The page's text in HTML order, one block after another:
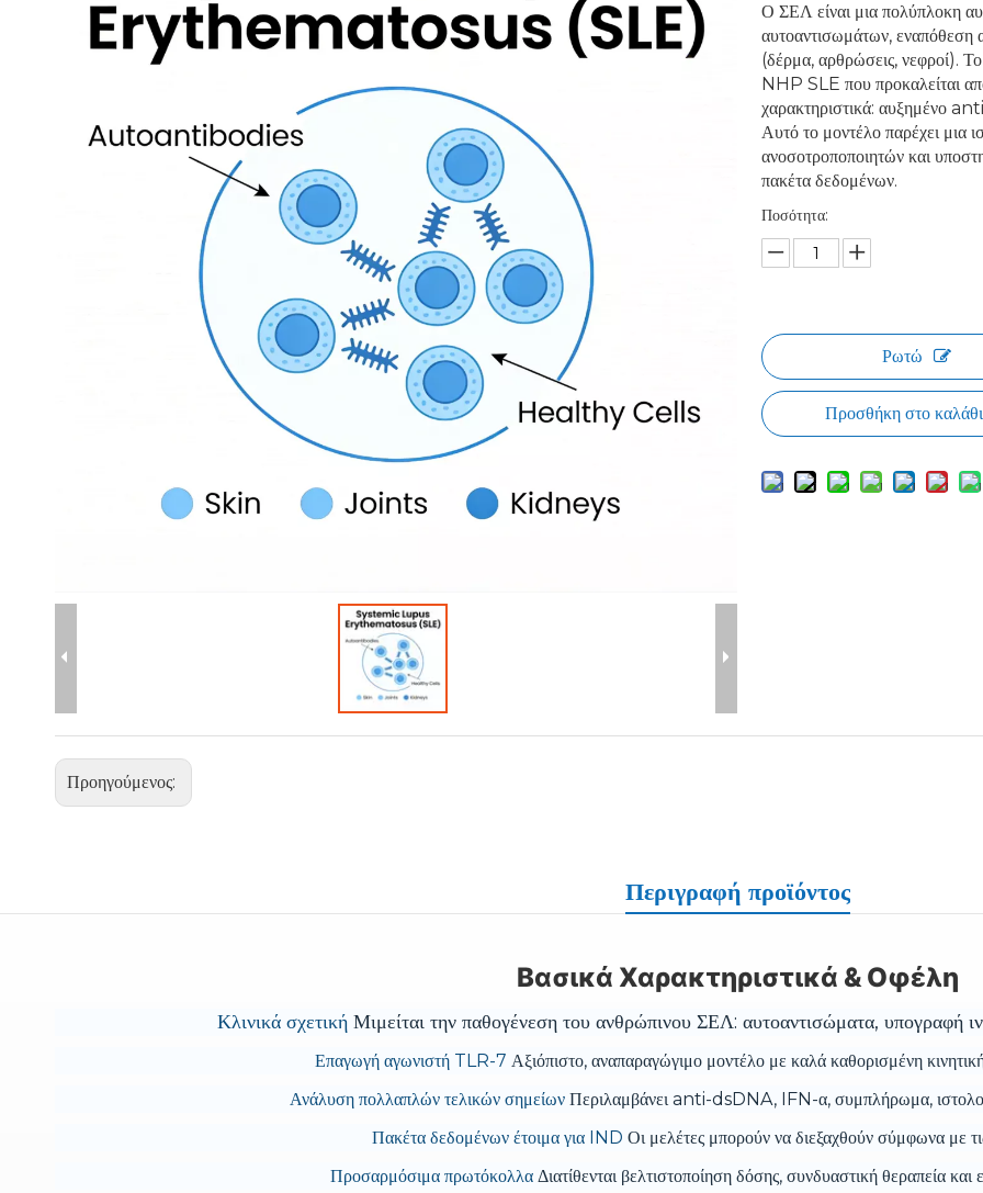
Ο ΣΕΛ είναι μια πολύπλοκη
αυτοαντισωμάτων, εναπόθεση
(δέρμα, αρθρώσεις, νεφροί).
NHP SLE που προκαλείται
χαρακτηριστικά: αυξημένο
Αυτό το μοντέλο παρέχει μια
ανοσοτροποποιητών και
πακέτα δεδομένων.
Ποσότητα:
Ρωτώ
Προσθήκη στο καλάθι
Προηγούμενος:
Περιγραφή προϊόντος
Βασικά Χαρακτηριστικά & Οφέλη
Κλινικά σχετική Μιμείται την παθογένεση του ανθρώπινου ΣΕΛ: αυτοαντισώματα, υπογραφή
Επαγωγή αγωνιστή TLR-7 Αξιόπιστο, αναπαραγώγιμο μοντέλο με καλά καθορισμένη
Ανάλυση πολλαπλών τελικών σημείων Περιλαμβάνει anti-dsDNA, IFN-α, συμπλήρωμα,
Πακέτα δεδομένων έτοιμα για IND Οι μελέτες μπορούν να διεξαχθούν σύμφωνα με
Προσαρμόσιμα πρωτόκολλα Διατίθενται βελτιστοποίηση δόσης, συνδυαστική θεραπεία και